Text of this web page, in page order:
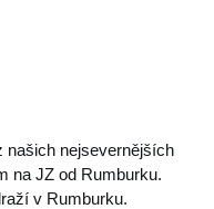
našich nejsevernějších
na JZ od Rumburku.
v Rumburku.